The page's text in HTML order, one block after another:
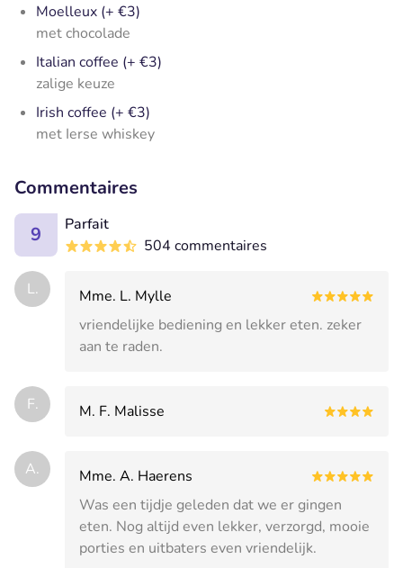
Moelleux (+ €3)
met chocolade
Italian coffee (+ €3)
zalige keuze
Irish coffee (+ €3)
met Ierse whiskey
Commentaires
9
Parfait
504 commentaires
L.
Mme. L. Mylle
vriendelijke bediening en lekker eten. zeker
aan te raden.
F. M. F. Malisse
A.
Mme. A. Haerens
Was een tijdje geleden dat we er gingen
eten. Nog altijd even lekker, verzorgd, mooie
porties en uitbaters even vriendelijk.